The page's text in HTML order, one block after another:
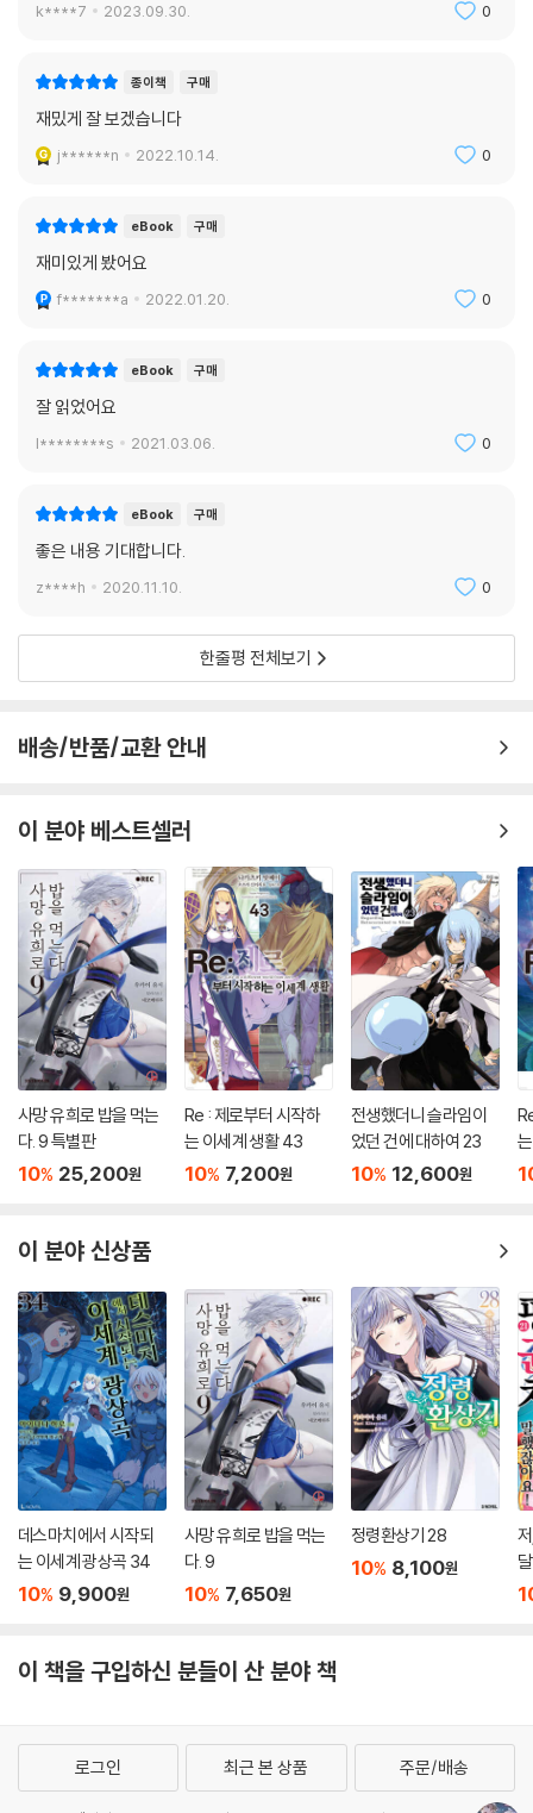
k****7 2023.09.30. 0
종이책 구매
재밌게 잘 보겠습니다
j******n 2022.10.14. 0
eBook 구매
재미있게 봤어요
f*******a 2022.01.20. 0
eBook 구매
잘 읽었어요
l********s 2021.03.06. 0
eBook 구매
좋은 내용 기대합니다.
z****h 2020.11.10. 0
한줄평 전체보기
배송/반품/교환 안내
이 분야 베스트셀러
사망 유희로 밥을 먹는
다. 9 특별판
10% 25,200원
Re : 제로부터 시작하
는 이세계 생활 43
10% 7,200원
전생했더니 슬라임이
었던 건에 대하여 23
10% 12,600원
이 분야 신상품
데스마치에서 시작되
는 이세계 광상곡 34
10% 9,900원
사망 유희로 밥을 먹는
다. 9
10% 7,650원
정령환상기 28
10% 8,100원
이 책을 구입하신 분들이 산 분야 책
로그인 최근 본 상품 주문/배송